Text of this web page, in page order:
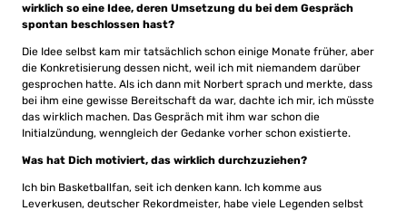
wirklich so eine Idee, deren Umsetzung du bei dem Gespräch
spontan beschlossen hast?
Die Idee selbst kam mir tatsächlich schon einige Monate früher, aber
die Konkretisierung dessen nicht, weil ich mit niemandem darüber
gesprochen hatte. Als ich dann mit Norbert sprach und merkte, dass
bei ihm eine gewisse Bereitschaft da war, dachte ich mir, ich müsste
das wirklich machen. Das Gespräch mit ihm war schon die
Initialzündung, wenngleich der Gedanke vorher schon existierte.
Was hat Dich motiviert, das wirklich durchzuziehen?
Ich bin Basketballfan, seit ich denken kann. Ich komme aus
Leverkusen, deutscher Rekordmeister, habe viele Legenden selbst